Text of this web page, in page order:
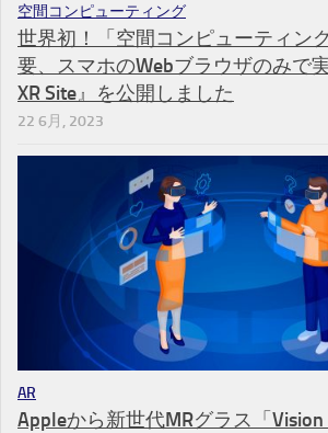
空間コンピューティング
世界初！「空間コンピューティン
要、スマホのWebブラウザのみで
XR Site』を公開しました
22 6月, 2023
AR
Appleから新世代MRグラス「